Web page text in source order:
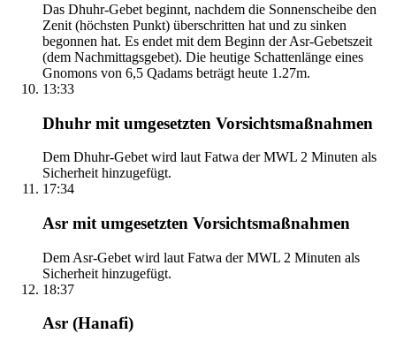
Das Dhuhr-Gebet beginnt, nachdem die Sonnenscheibe den
Zenit (höchsten Punkt) überschritten hat und zu sinken
begonnen hat. Es endet mit dem Beginn der Asr-Gebetszeit
(dem Nachmittagsgebet). Die heutige Schattenlänge eines
Gnomons von 6,5 Qadams beträgt heute 1.27m.
13:33
Dhuhr mit umgesetzten Vorsichtsmaßnahmen
Dem Dhuhr-Gebet wird laut Fatwa der MWL 2 Minuten als
Sicherheit hinzugefügt.
17:34
Asr mit umgesetzten Vorsichtsmaßnahmen
Dem Asr-Gebet wird laut Fatwa der MWL 2 Minuten als
Sicherheit hinzugefügt.
18:37
Asr (Hanafi)